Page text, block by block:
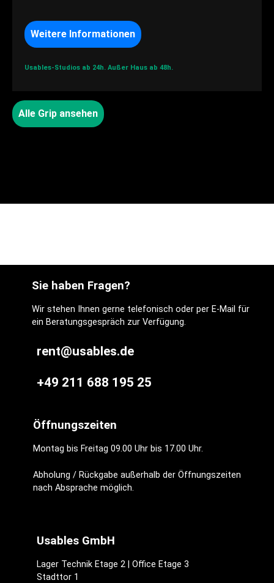
Weitere Informationen
Usables-Studios ab 24h. Außer Haus ab 48h.
Alle Grip ansehen
Sie haben Fragen?
Wir stehen Ihnen gerne telefonisch oder per E-Mail für
ein Beratungsgespräch zur Verfügung.
rent@usables.de
+49 211 688 195 25
Öffnungszeiten
Montag bis Freitag 09.00 Uhr bis 17.00 Uhr.
Abholung / Rückgabe außerhalb der Öffnungszeiten
nach Absprache möglich.
Usables GmbH
Lager Technik Etage 2 | Office Etage 3
Stadttor 1